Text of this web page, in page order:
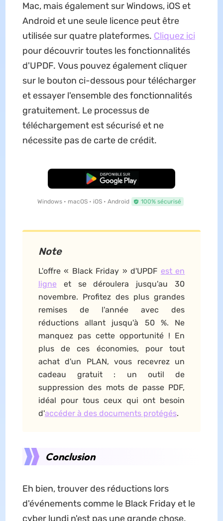
Mac, mais également sur Windows, iOS et
Android et une seule licence peut être
utilisée sur quatre plateformes. Cliquez ici
pour découvrir toutes les fonctionnalités
d'UPDF. Vous pouvez également cliquer
sur le bouton ci-dessous pour télécharger
et essayer l'ensemble des fonctionnalités
gratuitement. Le processus de
téléchargement est sécurisé et ne
nécessite pas de carte de crédit.
TÉLÉCHARGER
Windows • macOS • iOS • Android 100% sécurisé
Note
L'offre « Black Friday » d'UPDF est en
ligne et se déroulera jusqu'au 30
novembre. Profitez des plus grandes
remises de l'année avec des
réductions allant jusqu'à 50 %. Ne
manquez pas cette opportunité ! En
plus de ces économies, pour tout
achat d'un PLAN, vous recevrez un
cadeau gratuit : un outil de
suppression des mots de passe PDF,
idéal pour tous ceux qui ont besoin
d'accéder à des documents protégés.
Conclusion
Eh bien, trouver des réductions lors
d'événements comme le Black Friday et le
cyber lundi n'est pas une grande chose.